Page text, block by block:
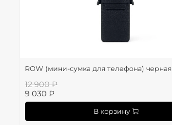
ROW (мини-сумка для телефона) черная
12 900 ₽
9 030 ₽
В корзину